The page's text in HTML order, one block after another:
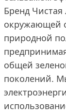
Бренд
окружающей
природной
общей
поколений.